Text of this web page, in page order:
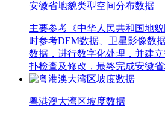
安徽省地貌类型空间分布数据
主要参考《中华人民共和国地
时参考DEM数据、卫星影像数
数据，进行数字化处理，并建
扑检查及修改，最终完成安徽省
粤港澳大湾区坡度数据